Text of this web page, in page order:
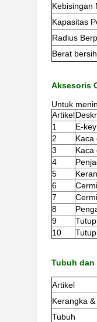
Kebisingan
Kapasitas
Radius
Berat bersih
Aksesoris
Untuk
Artikel
1
E-key
2
Kaca
3
Kaca
4
5
6
7
8
9
10
Tubuh dan
Artikel
Kerangka
Tubuh